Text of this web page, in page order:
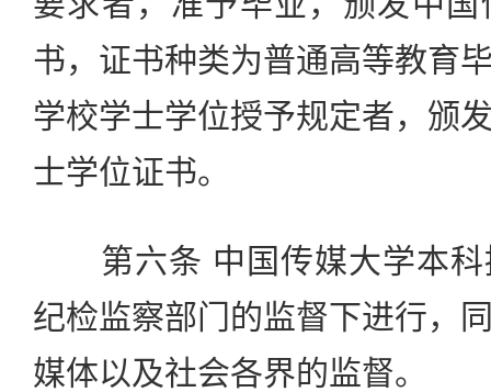
书，证书种类为普通高等教育
学校学士学位授予规定者，颁
士学位证书。
第六条 中国传媒大学本科
纪检监察部门的监督下进行，
媒体以及社会各界的监督。